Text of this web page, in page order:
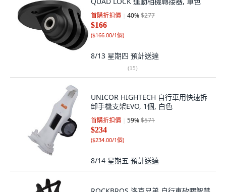
首購折扣價 40%$277
$166
($166.00/1個)
8/13 星期四 預計送達
(15)
UNICOR HIGHTECH 自行車用快速拆
卸手機支架EVO, 1個, 白色
首購折扣價 59%$571
$234
($234.00/1個)
8/14 星期五 預計送達